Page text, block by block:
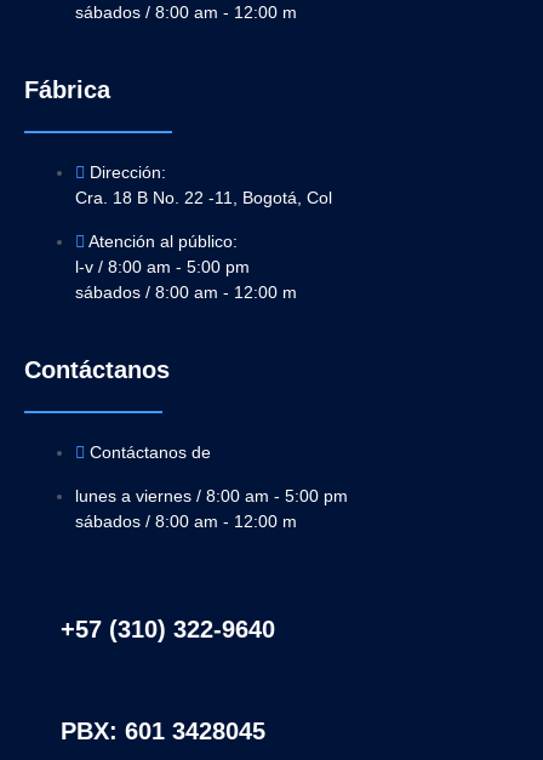
sábados / 8:00 am - 12:00 m
Fábrica
Dirección:
Cra. 18 B No. 22 -11, Bogotá, Col
Atención al público:
l-v / 8:00 am - 5:00 pm
sábados / 8:00 am - 12:00 m
Contáctanos
Contáctanos de
lunes a viernes / 8:00 am - 5:00 pm
sábados / 8:00 am - 12:00 m
+57 (310) 322-9640
PBX: 601 3428045